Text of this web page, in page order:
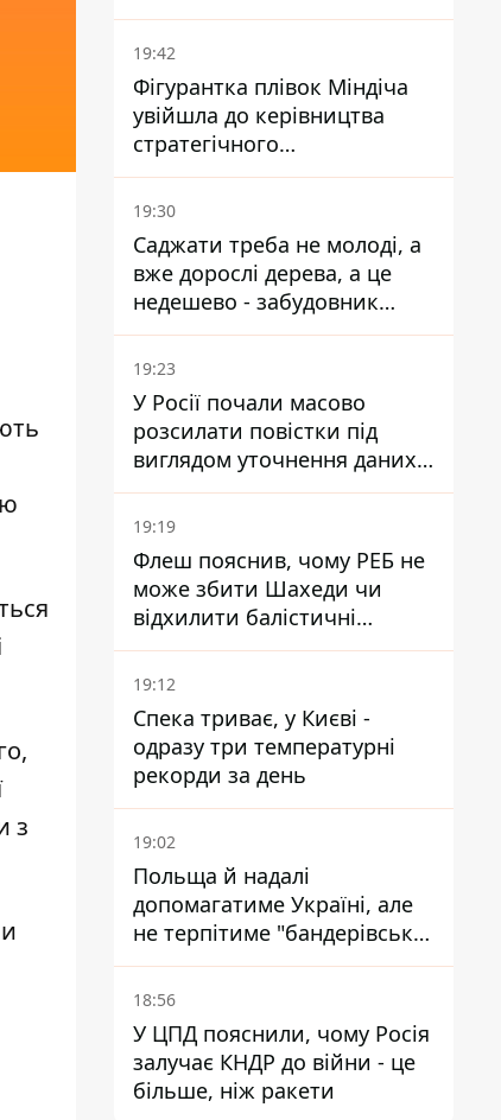
з
19:42
Фігурантка плівок Міндіча
увійшла до керівництва
стратегічного
держпідприємства -
працювала в Енергоатомі та
була заступницею
Галущенка
19:30
Саджати треба не молоді, а
вже дорослі дерева, а це
недешево - забудовник
Ніконов
19:23
У Росії почали масово
розсилати повістки під
виглядом уточнення даних
для набору контрактників
19:19
Флеш пояснив, чому РЕБ не
може збити Шахеди чи
відхилити балістичні
ракети
19:12
Спека триває, у Києві -
одразу три температурні
рекорди за день
19:02
Польща й надалі
допомагатиме Україні, але
не терпітиме "бандерівської
символіки" - Навроцький
18:56
У ЦПД пояснили, чому Росія
залучає КНДР до війни - це
більше, ніж ракети